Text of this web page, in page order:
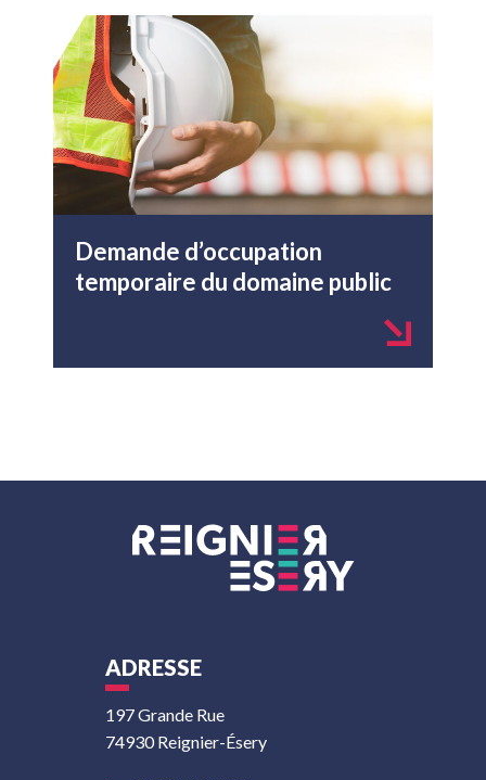
Demande d’occupation
temporaire du domaine public
ADRESSE
197 Grande Rue
74930 Reignier-Ésery